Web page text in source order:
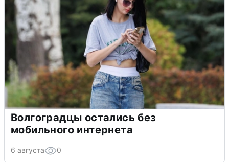
Волгоградцы остались без
мобильного интернета
6 августа 0